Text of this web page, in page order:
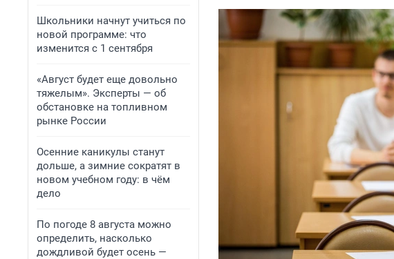
Школьники начнут учиться по
новой программе: что
изменится с 1 сентября
«Август будет еще довольно
тяжелым». Эксперты — об
обстановке на топливном
рынке России
Осенние каникулы станут
дольше, а зимние сократят в
новом учебном году: в чём
дело
По погоде 8 августа можно
определить, насколько
дождливой будет осень —